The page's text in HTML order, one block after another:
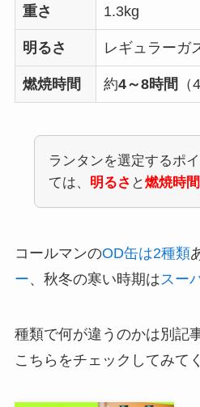
重さ 1.3kg
明るさ レギュラーガ
燃焼時間 約4～8時間
ランタンを選定するポ
ては、 明るさ と燃焼時間
コールマンのOD缶は2種類
ー、秋冬の寒い時期はスー
種類で何が違うのかは別記
こちらをチェックしてみて